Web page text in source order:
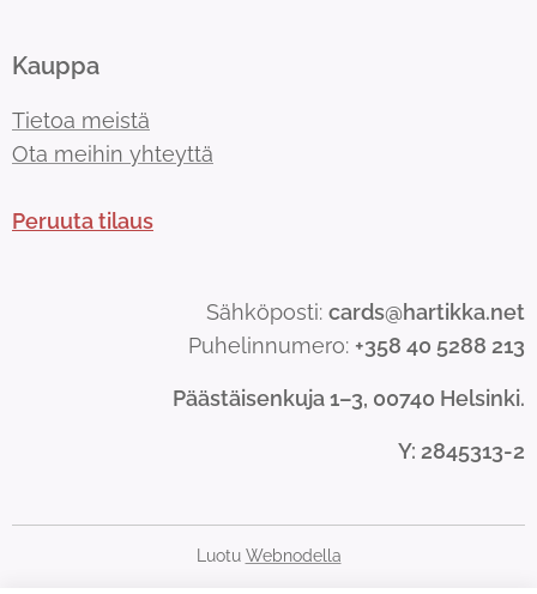
Kauppa
Tietoa meistä
Ota meihin yhteyttä
Peruuta tilaus
Sähköposti: cards@hartikka.net
Puhelinnumero: +358 40 5288 213
Päästäisenkuja 1–3, 00740 Helsinki.
Y: 2845313-2
Luotu Webnodella